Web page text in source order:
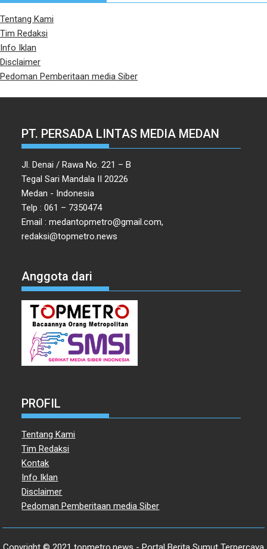
Tentang Kami
Tim Redaksi
Info Iklan
Disclaimer
Pedoman Pemberitaan media Siber
PT. PERSADA LINTAS MEDIA MEDAN
Jl. Denai / Rawa No. 221 – B
Tegal Sari Mandala II 20226
Medan - Indonesia
Telp : 061 – 7350474
Email : medantopmetro@gmail.com,
redaksi@topmetro.news
Anggota dari
PROFIL
Tentang Kami
Tim Redaksi
Kontak
Info Iklan
Disclaimer
Pedoman Pemberitaan media Siber